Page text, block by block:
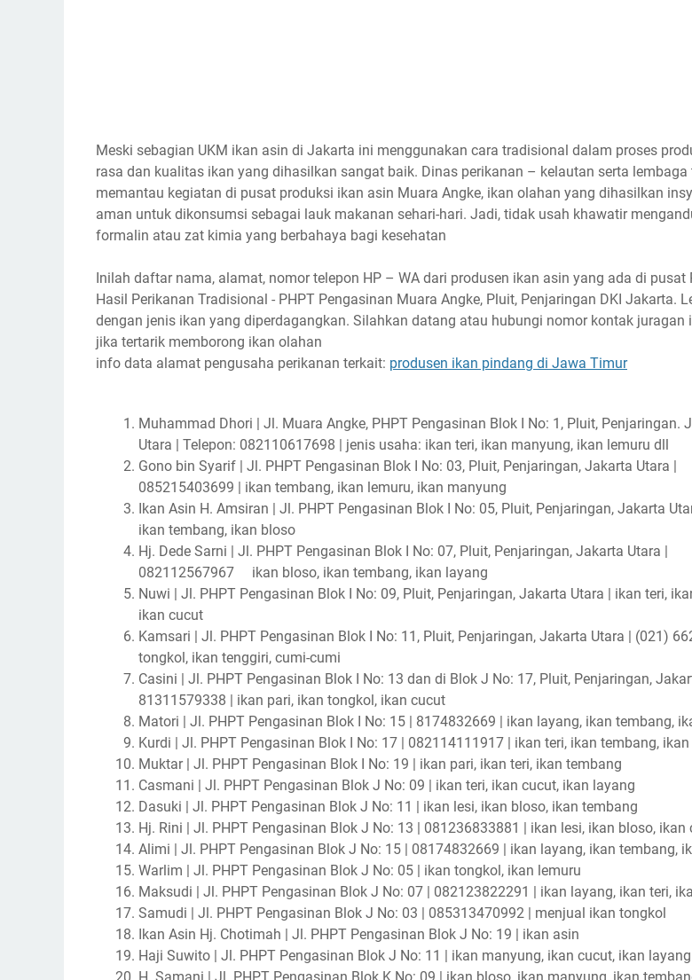
Meski sebagian UKM ikan asin di Jakarta ini menggunakan cara tradisional dalam proses
rasa dan kualitas ikan yang dihasilkan sangat baik. Dinas perikanan – kelautan serta lembaga
memantau kegiatan di pusat produksi ikan asin Muara Angke, ikan olahan yang dihasilkan
aman untuk dikonsumsi sebagai lauk makanan sehari-hari. Jadi, tidak usah khawatir
formalin atau zat kimia yang berbahaya bagi kesehatan
Inilah daftar nama, alamat, nomor telepon HP – WA dari produsen ikan asin yang ada di pusat
Hasil Perikanan Tradisional - PHPT Pengasinan Muara Angke, Pluit, Penjaringan DKI Jakarta.
dengan jenis ikan yang diperdagangkan. Silahkan datang atau hubungi nomor kontak juragan
jika tertarik memborong ikan olahan
info data alamat pengusaha perikanan terkait: produsen ikan pindang di Jawa Timur
Muhammad Dhori | Jl. Muara Angke, PHPT Pengasinan Blok I No: 1, Pluit, Penjaringan.
Utara | Telepon: 082110617698 | jenis usaha: ikan teri, ikan manyung, ikan lemuru dll
Gono bin Syarif | Jl. PHPT Pengasinan Blok I No: 03, Pluit, Penjaringan, Jakarta Utara |
085215403699 | ikan tembang, ikan lemuru, ikan manyung
Ikan Asin H. Amsiran | Jl. PHPT Pengasinan Blok I No: 05, Pluit, Penjaringan, Jakarta
ikan tembang, ikan bloso
Hj. Dede Sarni | Jl. PHPT Pengasinan Blok I No: 07, Pluit, Penjaringan, Jakarta Utara |
082112567967
ikan bloso, ikan tembang, ikan layang
Nuwi | Jl. PHPT Pengasinan Blok I No: 09, Pluit, Penjaringan, Jakarta Utara | ikan teri,
ikan cucut
Kamsari | Jl. PHPT Pengasinan Blok I No: 11, Pluit, Penjaringan, Jakarta Utara | (021)
tongkol, ikan tenggiri, cumi-cumi
Casini | Jl. PHPT Pengasinan Blok I No: 13 dan di Blok J No: 17, Pluit, Penjaringan,
81311579338 | ikan pari, ikan tongkol, ikan cucut
Matori | Jl. PHPT Pengasinan Blok I No: 15 | 8174832669 | ikan layang, ikan tembang,
Kurdi | Jl. PHPT Pengasinan Blok I No: 17 | 082114111917 | ikan teri, ikan tembang, ikan
Muktar | Jl. PHPT Pengasinan Blok I No: 19 | ikan pari, ikan teri, ikan tembang
Casmani | Jl. PHPT Pengasinan Blok J No: 09 | ikan teri, ikan cucut, ikan layang
Dasuki | Jl. PHPT Pengasinan Blok J No: 11 | ikan lesi, ikan bloso, ikan tembang
Hj. Rini | Jl. PHPT Pengasinan Blok J No: 13 | 081236833881 | ikan lesi, ikan bloso, ikan
Alimi | Jl. PHPT Pengasinan Blok J No: 15 | 08174832669 | ikan layang, ikan tembang,
Warlim | Jl. PHPT Pengasinan Blok J No: 05 | ikan tongkol, ikan lemuru
Maksudi | Jl. PHPT Pengasinan Blok J No: 07 | 082123822291 | ikan layang, ikan teri,
Samudi | Jl. PHPT Pengasinan Blok J No: 03 | 085313470992 | menjual ikan tongkol
Ikan Asin Hj. Chotimah | Jl. PHPT Pengasinan Blok J No: 19 | ikan asin
Haji Suwito | Jl. PHPT Pengasinan Blok J No: 11 | ikan manyung, ikan cucut, ikan layang